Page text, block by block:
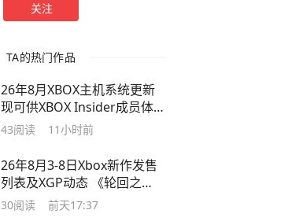
关注
TA的热门作品
26年8月XBOX主机系统更新
现可供XBOX Insider成员体
验：在游戏捕获中加入聊天语
43阅读 11小时前
26年8月3-8日Xbox新作发售
列表及XGP动态 《轮回之
兽》加入Game Pass
30阅读 前天17:37